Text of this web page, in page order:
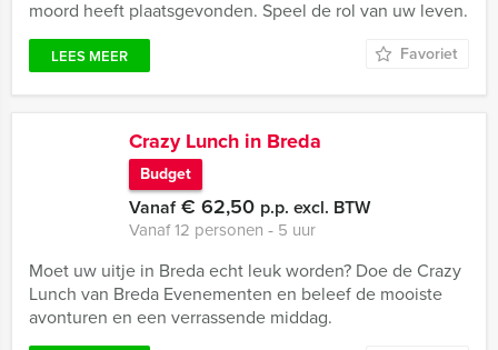
moord heeft plaatsgevonden. Speel de rol van uw leven.
LEES MEER Favoriet
Crazy Lunch in Breda
Budget
Vanaf€ 62,50 p.p. excl. BTW
Vanaf 12 personen ‐ 5 uur
Moet uw uitje in Breda echt leuk worden? Doe de Crazy
Lunch van Breda Evenementen en beleef de mooiste
avonturen en een verrassende middag.